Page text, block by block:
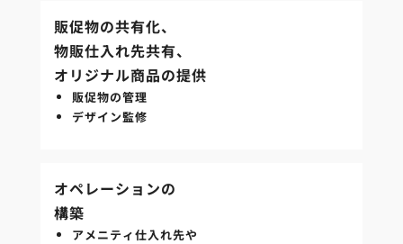
販促物の共有化、
物販仕入れ先共有、
オリジナル商品の提供
販促物の管理
デザイン監修
オペレーションの
構築
アメニティ仕入れ先や